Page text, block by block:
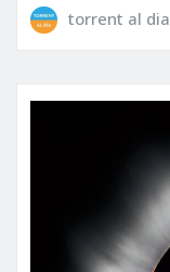
torrent al dia